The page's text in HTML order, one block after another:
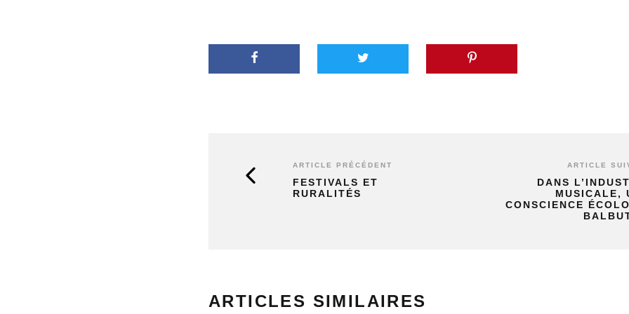
ARTICLE PRÉCÉDENT
FESTIVALS ET
RURALITÉS
ARTICLE
DANS
MUSICALE,
CONSCIENCE
ARTICLES SIMILAIRES